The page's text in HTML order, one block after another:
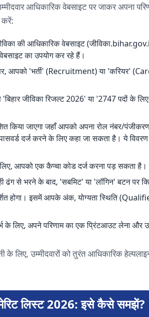
आधिकारिक वेबसाइट पर जाकर अपना
करें:
की आधिकारिक वेबसाइट
का उपयोग कर रहे हैं।
आपको 'भर्ती' (Recruitment) या 'करियर'
जीविका रिजल्ट 2026' या '2747 पदों के
किया जाएगा जहाँ आपको अपना रोल नंबर/
दर्ज करने के लिए कहा जा सकता है। ये
लिए, आपको एक कैप्चा कोड दर्ज करना पड़ सकता है।
ढंग से भरने के बाद, 'सबमिट' या 'लॉगिन' बटन पर
होगा। इसमें आपके अंक, योग्यता स्थिति
के लिए, अपने परिणाम का एक प्रिंटआउट लेना और
के लिए, उम्मीदवारों को तुरंत आधिकारिक
मेरिट लिस्ट 2026: इसे कैसे समझें?